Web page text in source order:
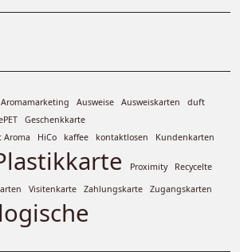
Aromamarketing Ausweise Ausweiskarten
duft
Geschenkkarte
Aroma
HiCo kaffee kontaktlosen Kundenkarten
Proximity
Recycelte
Visitenkarte Zahlungskarte Zugangskarten